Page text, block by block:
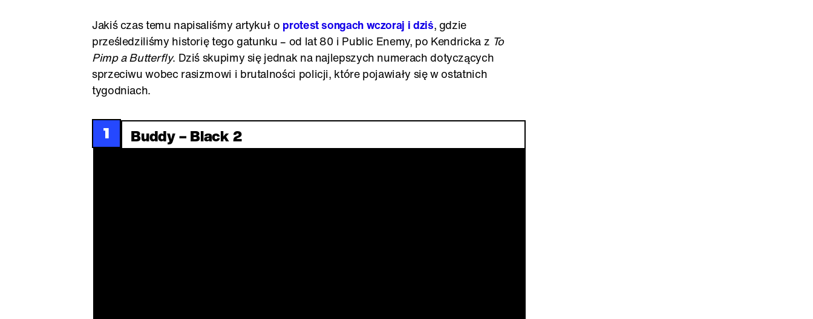
Jakiś czas temu napisaliśmy artykuł o protest songach wczoraj i dziś, gdzie
prześledziliśmy historię tego gatunku – od lat 80 i Public Enemy, po Kendricka z To
Pimp a Butterfly. Dziś skupimy się jednak na najlepszych numerach dotyczących
sprzeciwu wobec rasizmowi i brutalności policji, które pojawiały się w ostatnich
tygodniach.
1 Buddy – Black 2